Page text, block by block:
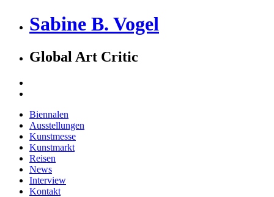
Sabine B. Vogel
Global Art Critic
Biennalen
Ausstellungen
Kunstmesse
Kunstmarkt
Reisen
News
Interview
Kontakt